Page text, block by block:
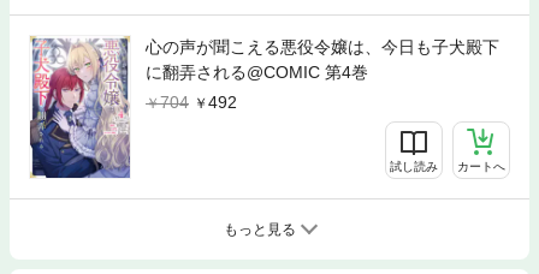
心の声が聞こえる悪役令嬢は、今日も子犬殿下
に翻弄される@COMIC 第4巻
704
492
試し読み カートへ
もっと見る